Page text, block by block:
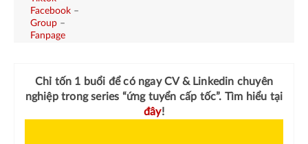
Facebook –
Group –
Fanpage
Chỉ tốn 1 buổi để có ngayCV & Linkedin chuyên
nghiệptrong series “ứng tuyển cấp tốc”. Tìm hiểu tại
đây!